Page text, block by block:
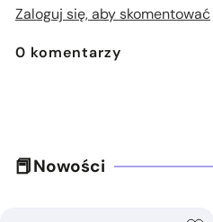
Zaloguj się, aby skomentować
0 komentarzy
Nowości